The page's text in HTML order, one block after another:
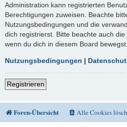
Administration kann registrierten
Berechtigungen zuweisen. Beachte
Nutzungsbedingungen und die
dich registrierst. Bitte beachte auch die
wenn du dich in diesem Board bewegst.
Nutzungsbedingungen |
Registrieren
Foren-Übersicht Alle Cookies